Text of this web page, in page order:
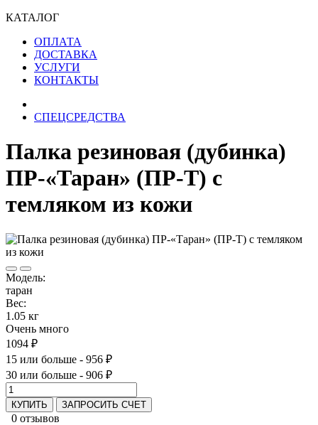
КАТАЛОГ
ОПЛАТА
ДОСТАВКА
УСЛУГИ
КОНТАКТЫ
СПЕЦСРЕДСТВА
Палка резиновая (дубинка)
ПР-«Таран» (ПР-Т) с
темляком из кожи
Модель:
таран
Вес:
1.05 кг
Очень много
1094 ₽
15 или больше - 956 ₽
30 или больше - 906 ₽
КУПИТЬ ЗАПРОСИТЬ СЧЕТ
0 отзывов